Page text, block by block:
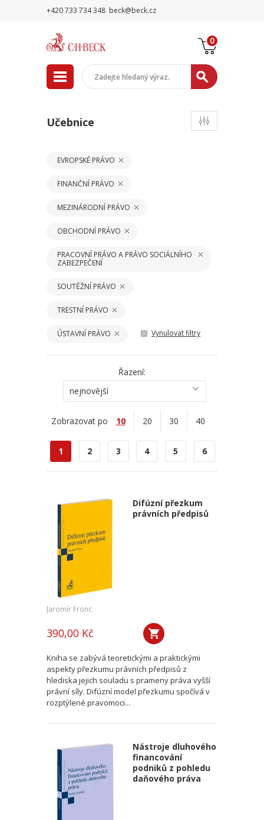
+420 733 734 348 beck@beck.cz
0
Učebnice
EVROPSKÉ PRÁVO
FINANČNÍ PRÁVO
MEZINÁRODNÍ PRÁVO
OBCHODNÍ PRÁVO
PRACOVNÍ PRÁVO A PRÁVO SOCIÁLNÍHO
ZABEZPEČENÍ
SOUTĚŽNÍ PRÁVO
TRESTNÍ PRÁVO
ÚSTAVNÍ PRÁVO Vynulovat filtry
Řazení:
nejnovější
Zobrazovat po 10 20 30 40
1 2 3 4 5 6
Difúzní přezkum
právních předpisů
Jaromír Fronc
390,00 Kč
Kniha se zabývá teoretickými a praktickými
aspekty přezkumu právních předpisů z
hlediska jejich souladu s prameny práva vyšší
právní síly. Difúzní model přezkumu spočívá v
rozptýlené pravomoci...
Nástroje dluhového
financování
podniků z pohledu
daňového práva